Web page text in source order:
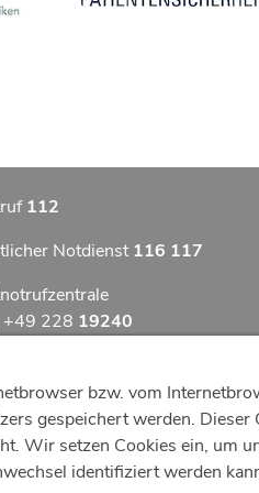
112
Notdienst 116 117
+49 228 19240
Bonn
Telefonzentrale
228287 0
bzw. vom
gespeichert werden.
Wir setzen Cookies ein, um
identifiziert werden